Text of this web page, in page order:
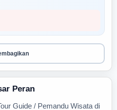
Peran
Guide / Pemandu Wisata di